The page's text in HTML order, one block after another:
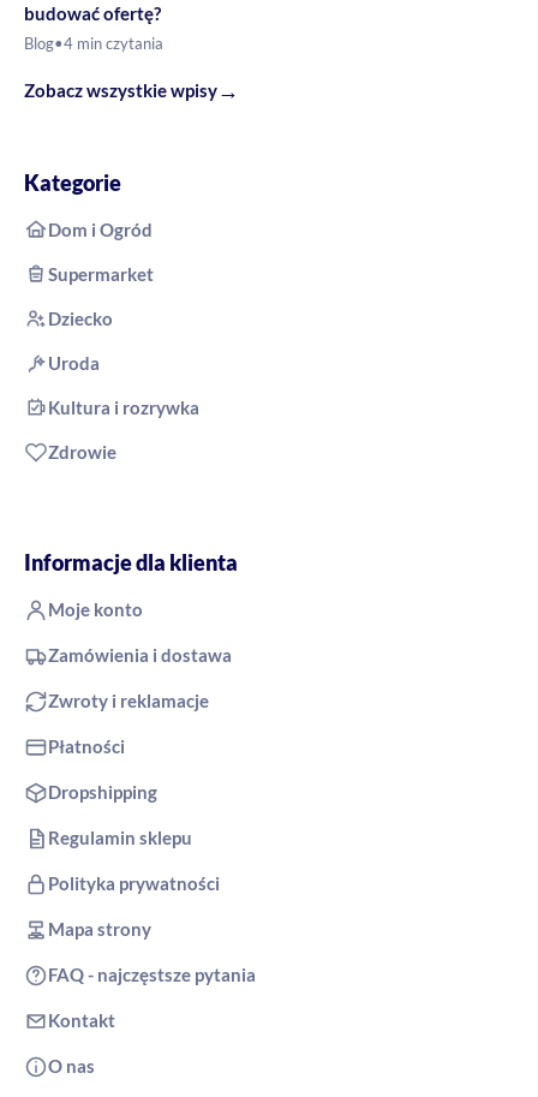
budować ofertę?
Blog•4 min czytania
Zobacz wszystkie wpisy→
Kategorie
Dom i Ogród
Supermarket
Dziecko
Uroda
Kultura i rozrywka
Zdrowie
Informacje dla klienta
Moje konto
Zamówienia i dostawa
Zwroty i reklamacje
Płatności
Dropshipping
Regulamin sklepu
Polityka prywatności
Mapa strony
FAQ - najczęstsze pytania
Kontakt
O nas